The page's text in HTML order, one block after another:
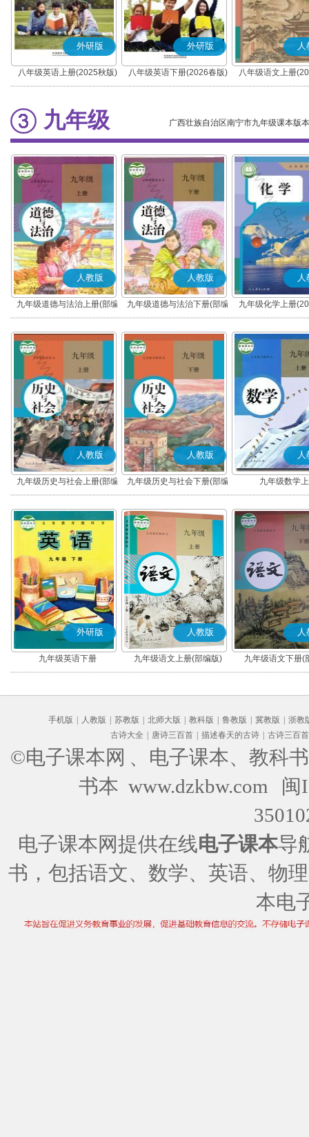
外研版
八年级英语上册(2025秋版)
外研版
八年级英语下册(2026春版)
人
八年级语文上册
(部编版)
九年级 广西壮族自治区南宁市九年级课本版本
人教版
九年级道德与法治上册(部编
版)
人教版
九年级道德与法治下册(部编
版)
人
九年级化学上册
人教版
九年级历史与社会上册(部编
版)
人教版
九年级历史与社会下册(部编
版)
人
九年级数学
外研版
九年级英语下册
人教版
九年级语文上册(部编版)
人
九年级语文下册(
手机版 人教版 苏教版 北师大版 教科版 鲁教版 冀教版
浙教
古诗大全
唐诗三百首 描述春天的古诗 古诗三百首
©电子课本网 、电子课本、教科
书本 www.dzkbw.com
闽
电子课本网提供在线电子课本导
书，包括语文、数学、英语、物
本电